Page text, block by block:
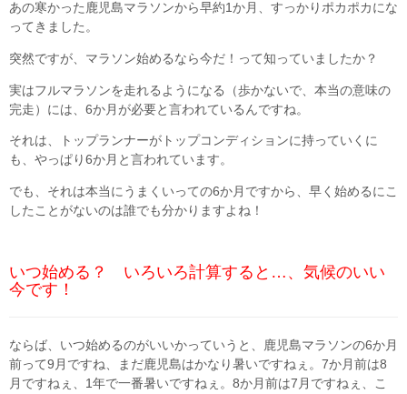
あの寒かった鹿児島マラソンから早約1か月、すっかりポカポカにな
ってきました。
突然ですが、マラソン始めるなら今だ！って知っていましたか？
実はフルマラソンを走れるようになる（歩かないで、本当の意味の
完走）には、6か月が必要と言われているんですね。
それは、トップランナーがトップコンディションに持っていくに
も、やっぱり6か月と言われています。
でも、それは本当にうまくいっての6か月ですから、早く始めるにこ
したことがないのは誰でも分かりますよね！
いつ始める？ いろいろ計算すると…、気候のいい
今です！
ならば、いつ始めるのがいいかっていうと、鹿児島マラソンの6か月
前って9月ですね、まだ鹿児島はかなり暑いですねぇ。7か月前は8
月ですねぇ、1年で一番暑いですねぇ。8か月前は7月ですねぇ、こ